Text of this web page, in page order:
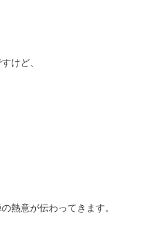
けど、
熱意が伝わってきます。